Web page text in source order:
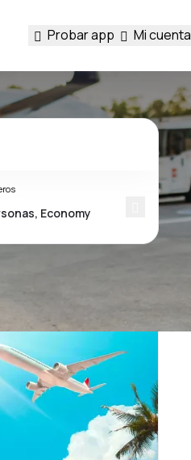
Probar app Mi cuenta